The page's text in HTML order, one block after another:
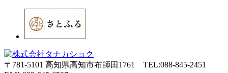
〒781-5101 高知県高知市布師田1761
TEL:088-845-2451